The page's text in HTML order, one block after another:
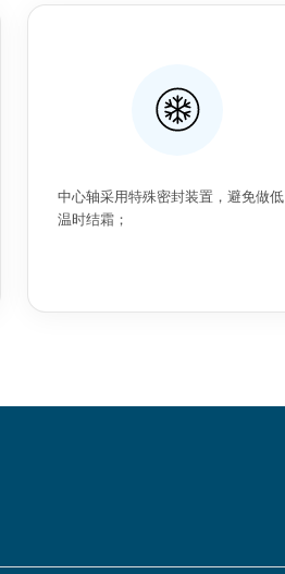
中心轴采用特殊密封装置，避免做低
温时结霜；